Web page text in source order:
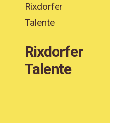
Rixdorfer
Talente
Rixdorfer
Talente